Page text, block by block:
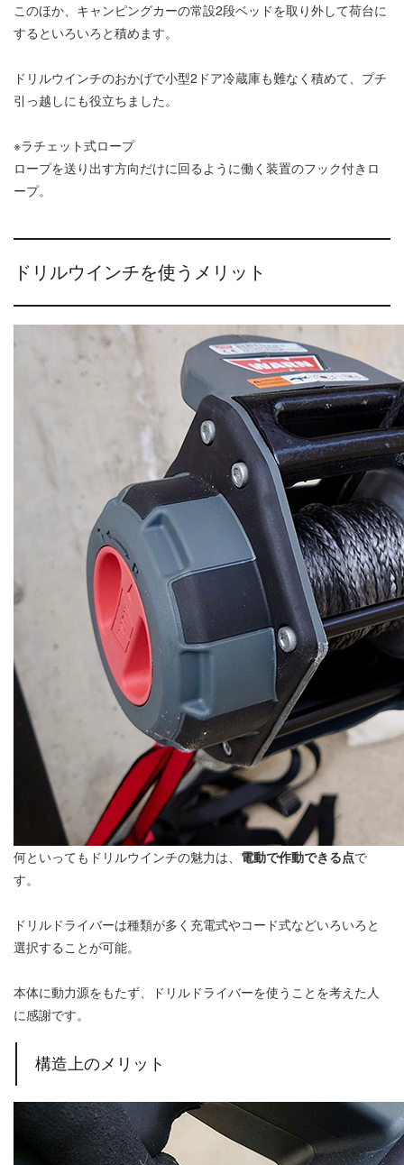
このほか、キャンピングカーの常設2段ベッドを取り外して荷台に
するといろいろと積めます。
ドリルウインチのおかげで小型2ドア冷蔵庫も難なく積めて、プチ
引っ越しにも役立ちました。
※ラチェット式ロープ
ロープを送り出す方向だけに回るように働く装置のフック付きロ
ープ。
ドリルウインチを使うメリット
何といってもドリルウインチの魅力は、 電動で作動できる点で
す。
ドリルドライバーは種類が多く充電式やコード式などいろいろと
選択することが可能。
本体に動力源をもたず、ドリルドライバーを使うことを考えた人
に感謝です。
構造上のメリット